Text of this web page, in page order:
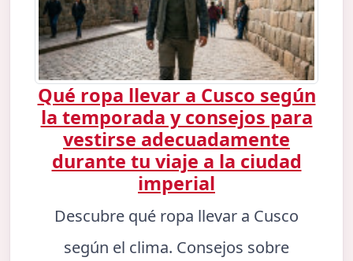
Qué ropa llevar a Cusco según
la temporada y consejos para
vestirse adecuadamente
durante tu viaje a la ciudad
imperial
Descubre qué ropa llevar a Cusco
según el clima. Consejos sobre